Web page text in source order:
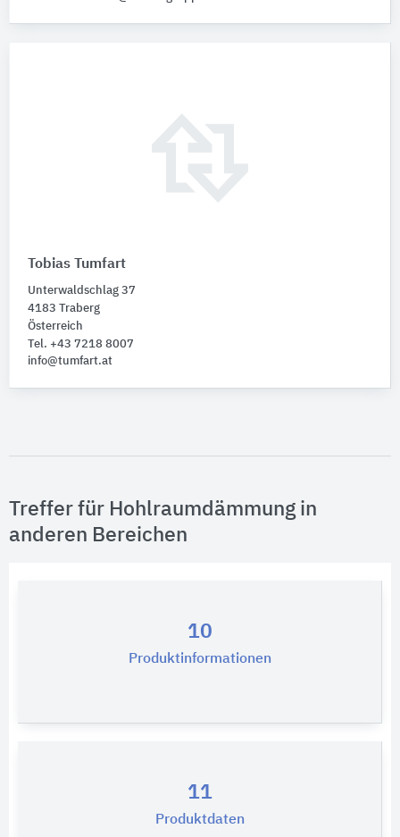
Tobias Tumfart
Unterwaldschlag 37
4183 Traberg
Österreich
Tel. +43 7218 8007
info@tumfart.at
Treffer für Hohlraumdämmung in
anderen Bereichen
10
Produktinformationen
11
Produktdaten